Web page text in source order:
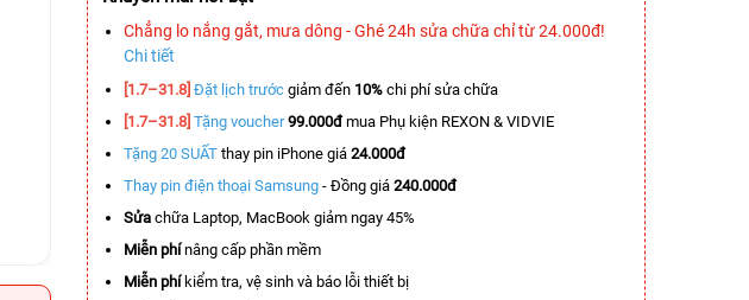
Chẳng lo nắng gắt, mưa dông - Ghé 24h sửa chữa chỉ từ 24.000đ!
Chi tiết
[1.7–31.8] Đặt lịch trước giảm đến 10% chi phí sửa chữa
[1.7–31.8] Tặng voucher 99.000đmua Phụ kiện REXON & VIDVIE
Tặng 20 SUẤT thay pin iPhone giá 24.000đ
Thay pin điện thoại Samsung - Đồng giá 240.000đ
Sửa chữa Laptop, MacBook giảm ngay 45%
Miễn phínâng cấp phần mềm
Miễn phíkiểm tra, vệ sinh và báo lỗi thiết bị